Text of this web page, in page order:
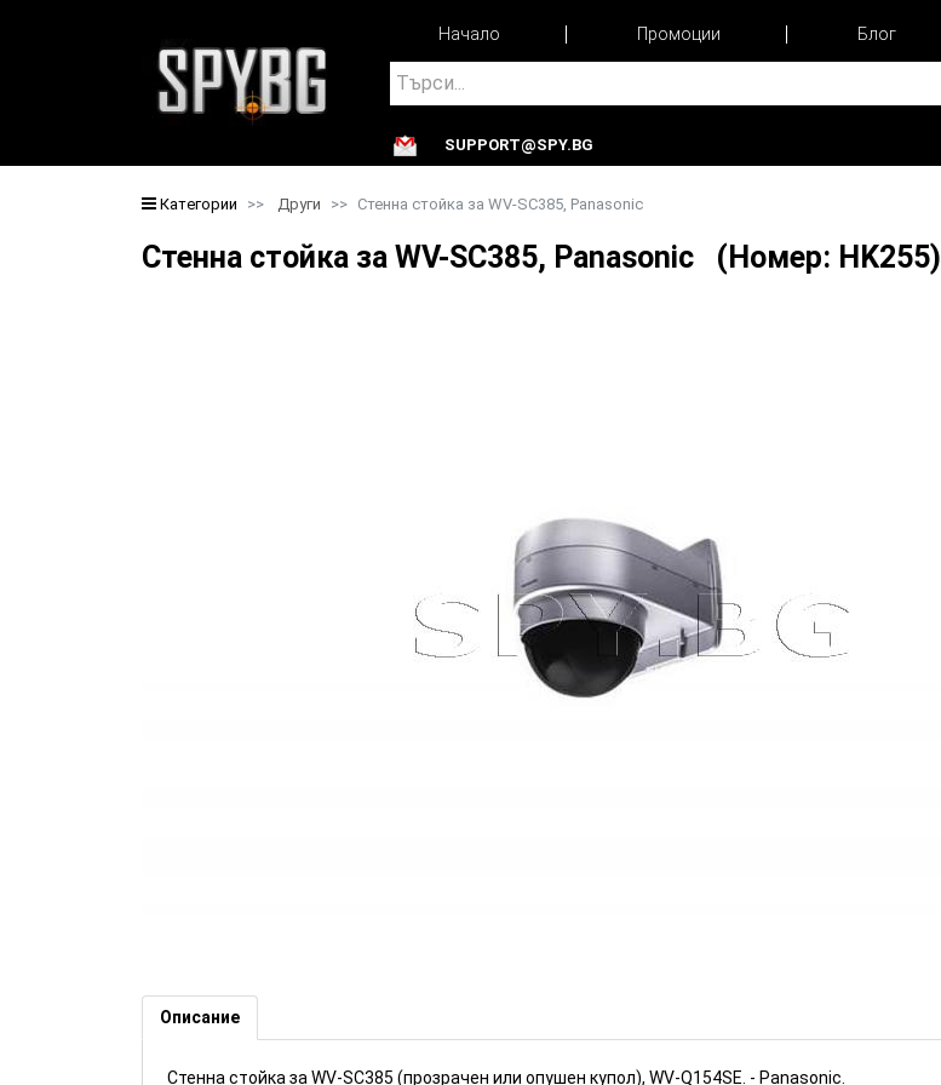
Начало Промоции Блог
Search
SUPPORT@SPY.BG
Категории Други Стенна стойка за WV-SC385, Panasonic
Стенна стойка за WV-SC385, Panasonic (Номер: HK255)
Стенна стойка за WV-SC385, Panasonic (Номер: HK255)
Описание
Стенна стойка за WV-SC385 (прозрачен или опушен купол), WV-Q154SE. - Panasonic.